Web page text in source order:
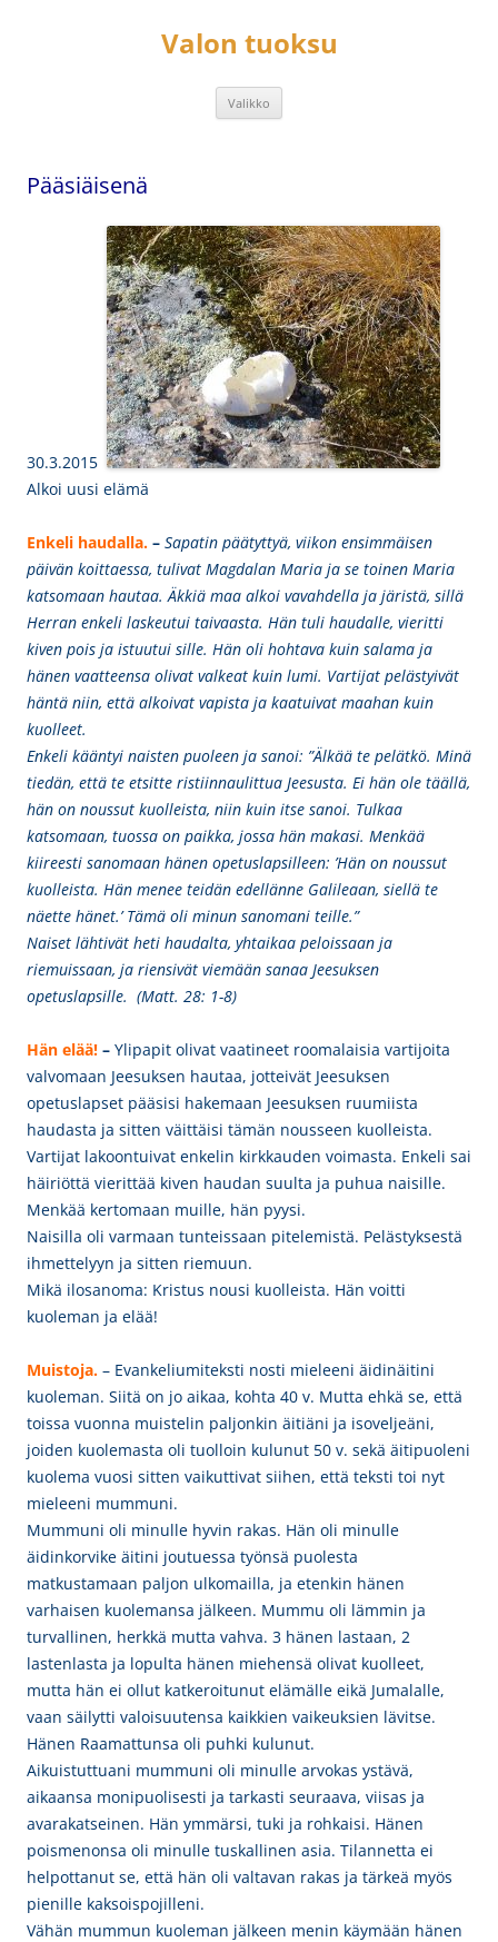
Valon tuoksu
Valikko
Pääsiäisenä
30.3.2015
Alkoi uusi elämä
Enkeli haudalla. – Sapatin päätyttyä, viikon ensimmäisen
päivän koittaessa, tulivat Magdalan Maria ja se toinen Maria
katsomaan hautaa. Äkkiä maa alkoi vavahdella ja järistä, sillä
Herran enkeli laskeutui taivaasta. Hän tuli haudalle, vieritti
kiven pois ja istuutui sille. Hän oli hohtava kuin salama ja
hänen vaatteensa olivat valkeat kuin lumi. Vartijat pelästyivät
häntä niin, että alkoivat vapista ja kaatuivat maahan kuin
kuolleet.
Enkeli kääntyi naisten puoleen ja sanoi: ”Älkää te pelätkö. Minä
tiedän, että te etsitte ristiinnaulittua Jeesusta. Ei hän ole täällä,
hän on noussut kuolleista, niin kuin itse sanoi. Tulkaa
katsomaan, tuossa on paikka, jossa hän makasi. Menkää
kiireesti sanomaan hänen opetuslapsilleen: ’Hän on noussut
kuolleista. Hän menee teidän edellänne Galileaan, siellä te
näette hänet.’ Tämä oli minun sanomani teille.”
Naiset lähtivät heti haudalta, yhtaikaa peloissaan ja
riemuissaan, ja riensivät viemään sanaa Jeesuksen
opetuslapsille. (Matt. 28: 1-8)
Hän elää! – Ylipapit olivat vaatineet roomalaisia vartijoita
valvomaan Jeesuksen hautaa, jotteivät Jeesuksen
opetuslapset pääsisi hakemaan Jeesuksen ruumiista
haudasta ja sitten väittäisi tämän nousseen kuolleista.
Vartijat lakoontuivat enkelin kirkkauden voimasta. Enkeli sai
häiriöttä vierittää kiven haudan suulta ja puhua naisille.
Menkää kertomaan muille, hän pyysi.
Naisilla oli varmaan tunteissaan pitelemistä. Pelästyksestä
ihmettelyyn ja sitten riemuun.
Mikä ilosanoma: Kristus nousi kuolleista. Hän voitti
kuoleman ja elää!
Muistoja. – Evankeliumiteksti nosti mieleeni äidinäitini
kuoleman. Siitä on jo aikaa, kohta 40 v. Mutta ehkä se, että
toissa vuonna muistelin paljonkin äitiäni ja isoveljeäni,
joiden kuolemasta oli tuolloin kulunut 50 v. sekä äitipuoleni
kuolema vuosi sitten vaikuttivat siihen, että teksti toi nyt
mieleeni mummuni.
Mummuni oli minulle hyvin rakas. Hän oli minulle
äidinkorvike äitini joutuessa työnsä puolesta
matkustamaan paljon ulkomailla, ja etenkin hänen
varhaisen kuolemansa jälkeen. Mummu oli lämmin ja
turvallinen, herkkä mutta vahva. 3 hänen lastaan, 2
lastenlasta ja lopulta hänen miehensä olivat kuolleet,
mutta hän ei ollut katkeroitunut elämälle eikä Jumalalle,
vaan säilytti valoisuutensa kaikkien vaikeuksien lävitse.
Hänen Raamattunsa oli puhki kulunut.
Aikuistuttuani mummuni oli minulle arvokas ystävä,
aikaansa monipuolisesti ja tarkasti seuraava, viisas ja
avarakatseinen. Hän ymmärsi, tuki ja rohkaisi. Hänen
poismenonsa oli minulle tuskallinen asia. Tilannetta ei
helpottanut se, että hän oli valtavan rakas ja tärkeä myös
pienille kaksoispojilleni.
Vähän mummun kuoleman jälkeen menin käymään hänen